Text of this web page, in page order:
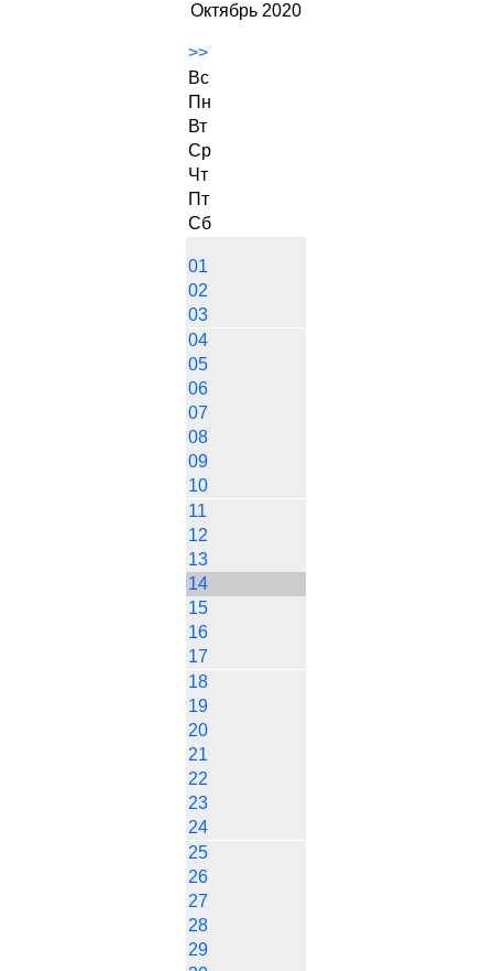
Октябрь 2020
>>
Вс
Пн
Вт
Ср
Чт
Пт
Сб
01
02
03
04
05
06
07
08
09
10
11
12
13
14
15
16
17
18
19
20
21
22
23
24
25
26
27
28
29